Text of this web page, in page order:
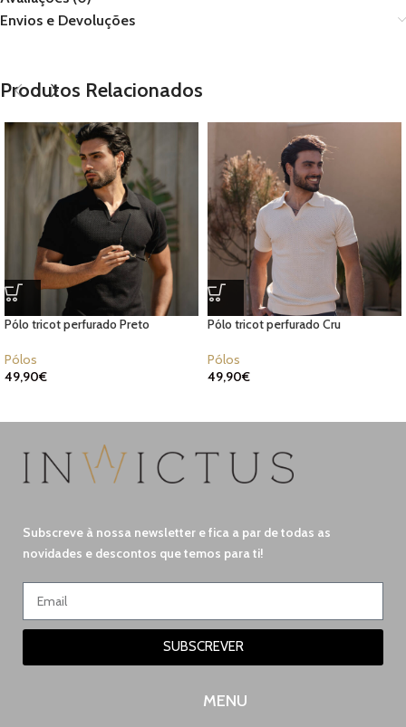
Envios e Devoluções
Produtos Relacionados
Pólo tricot perfurado Preto
Pólos
49,90€
Pólo tricot perfurado Cru
Pólos
49,90€
Subscreve à nossa newsletter e fica a par de todas as
novidades e descontos que temos para ti!
SUBSCREVER
MENU